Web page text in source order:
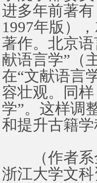
进多年前著
1997年版）
著作。北京
献语言学”（
在“文献语言
容壮观。同
学”。这样调
和提升古籍
（作者系
浙江大学文